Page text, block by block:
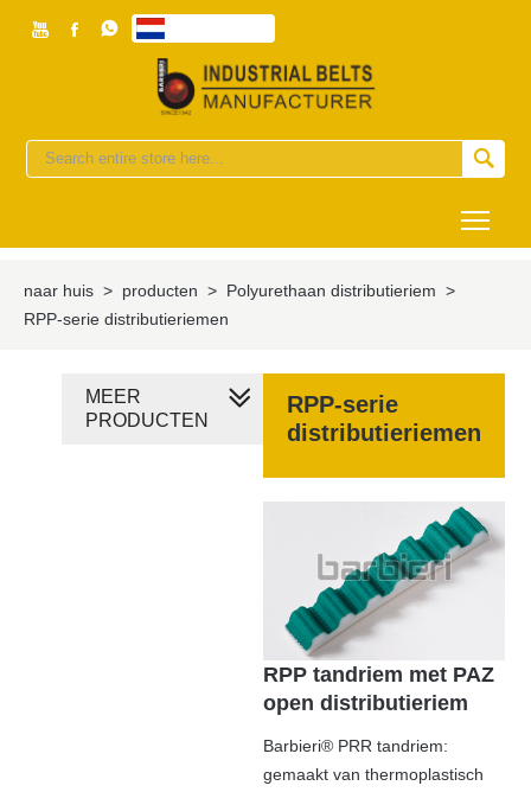
  

naar huis > producten > Polyurethaan distributieriem >
RPP-serie distributieriemen
RPP-serie
distributieriemen
RPP tandriem met PAZ
open distributieriem
Barbieri® PRR tandriem:
gemaakt van thermoplastisch
MEER
PRODUCTEN